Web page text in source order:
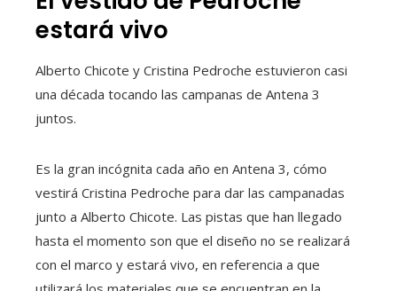
estará vivo
Alberto Chicote y Cristina Pedroche estuvieron casi
una década tocando las campanas de Antena 3
juntos.
Es la gran incógnita cada año en Antena 3, cómo
vestirá Cristina Pedroche para dar las campanadas
junto a Alberto Chicote. Las pistas que han llegado
hasta el momento son que el diseño no se realizará
con el marco y estará vivo, en referencia a que